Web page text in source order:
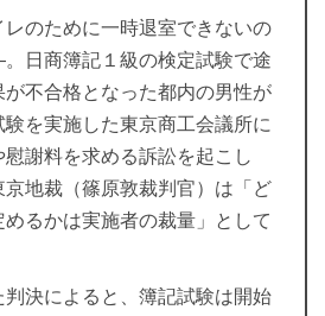
のために一時退室できないの
日商簿記１級の検定試験で途
が不合格となった都内の男性が
験を実施した東京商工会議所に
謝料を求める訴訟を起こし
京地裁（篠原敦裁判官）は「ど
めるかは実施者の裁量」として
判決によると、簿記試験は開始